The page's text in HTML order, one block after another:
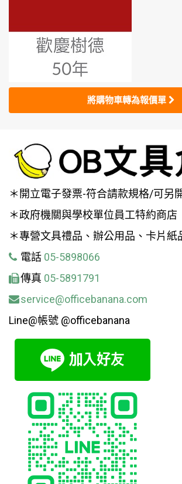
將購物車轉為報價單
＊開立電子發票-符合請款規格/可另
＊政府機關與學校單位員工特約商店
＊專營文具禮品、辦公用品、卡片紙
電話 05-5898066
傳真 05-5891791
service@officebanana.com
Line@帳號 @officebanana